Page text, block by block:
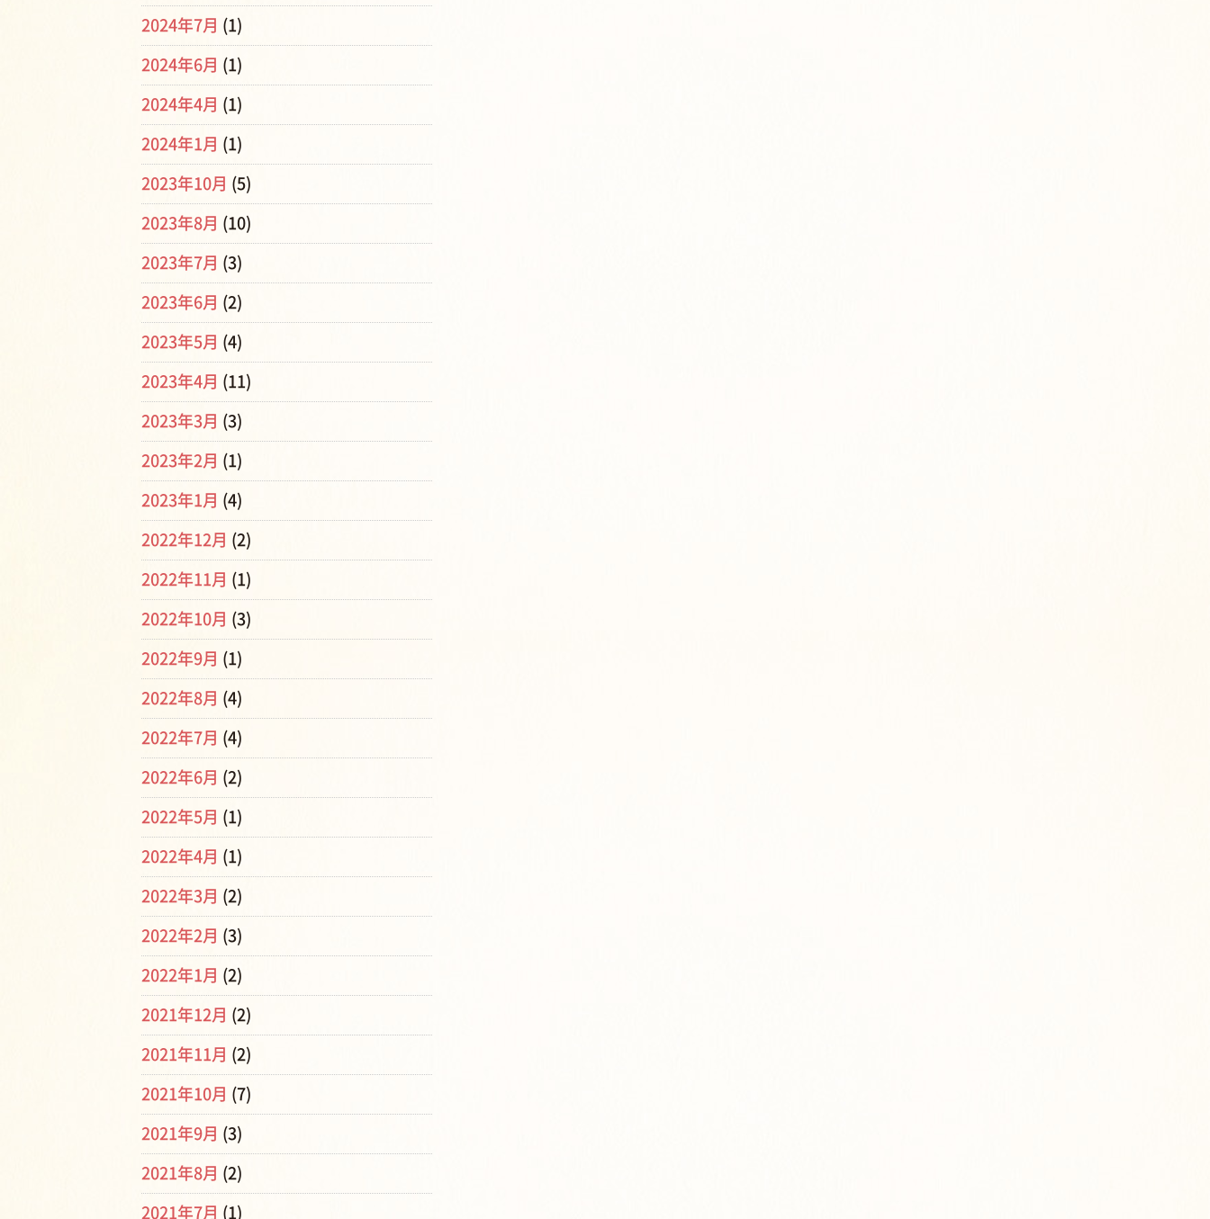
2024年7月 (1)
2024年6月 (1)
2024年4月 (1)
2024年1月 (1)
2023年10月 (5)
2023年8月 (10)
2023年7月 (3)
2023年6月 (2)
2023年5月 (4)
2023年4月 (11)
2023年3月 (3)
2023年2月 (1)
2023年1月 (4)
2022年12月 (2)
2022年11月 (1)
2022年10月 (3)
2022年9月 (1)
2022年8月 (4)
2022年7月 (4)
2022年6月 (2)
2022年5月 (1)
2022年4月 (1)
2022年3月 (2)
2022年2月 (3)
2022年1月 (2)
2021年12月 (2)
2021年11月 (2)
2021年10月 (7)
2021年9月 (3)
2021年8月 (2)
2021年7月 (1)